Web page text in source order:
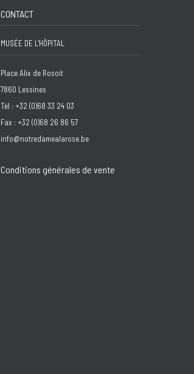
CONTACT
MUSÉE DE L'HÔPITAL
Place Alix de Rosoit
7860 Lessines
Tél : +32 (0)68 33 24 03
Fax : +32 (0)68 26 86 57
info@notredamealarose.be
Conditions générales de vente